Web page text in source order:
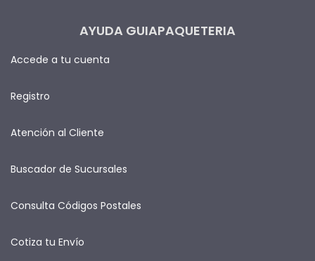
AYUDA GUIAPAQUETERIA
Accede a tu cuenta
Registro
Atención al Cliente
Buscador de Sucursales
Consulta Códigos Postales
Cotiza tu Envío